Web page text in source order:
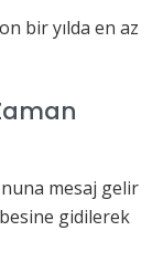
bir yılda en az
mesaj gelir
gidilerek